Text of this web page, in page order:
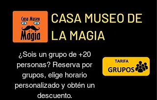
¿Sois un grupo de +20
personas? Reserva por
grupos, elige horario
personalizado y obtén un
descuento.